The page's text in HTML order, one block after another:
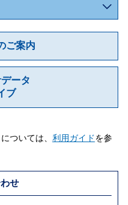
ご案内
ータ
ブ
ついては、 利用ガイドを参
せ